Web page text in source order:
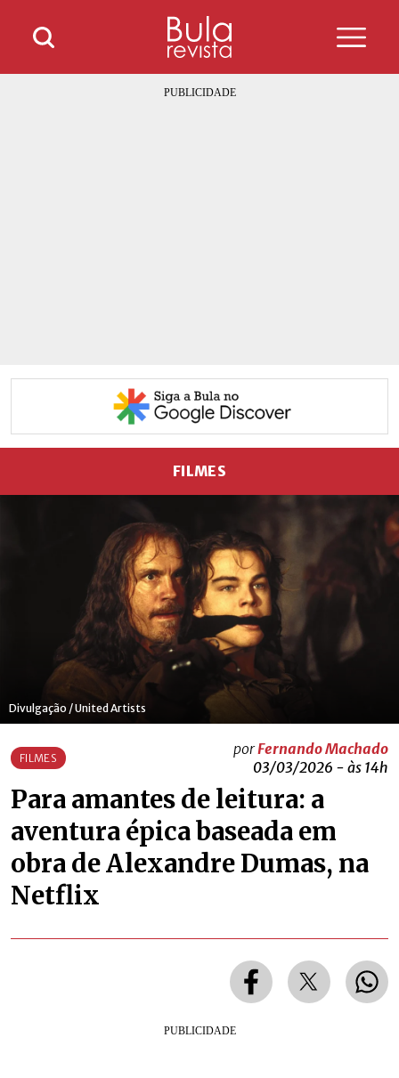
FILMES
Divulgação / United Artists
FILMES
porFernando Machado
03/03/2026 - às 14h
Para amantes de leitura: a
aventura épica baseada em
obra de Alexandre Dumas, na
Netflix